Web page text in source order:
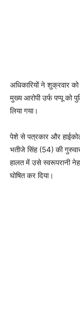
अधिकारियों ने शुक्रवार को
मुख्य आरोपी उर्फ ​​पप्पू को
लिया गया।
पेशे से पत्रकार और
भतीजे सिंह (54) की
हालत में उसे स्वरूपरानी
घोषित कर दिया।